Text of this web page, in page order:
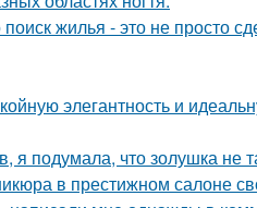
жилья - это не просто
элегантность и
я подумала, что золушка не
в престижном салоне